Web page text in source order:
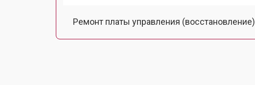
Ремонт платы управления (восстановление)